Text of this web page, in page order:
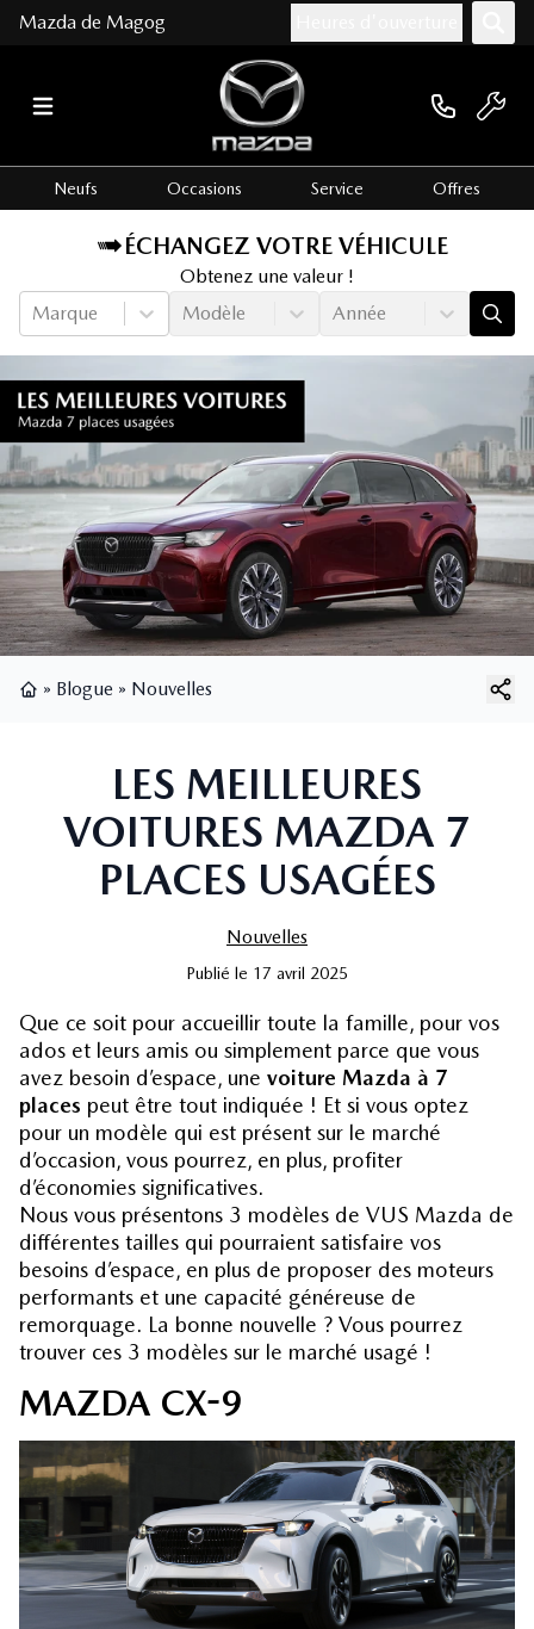
Mazda de Magog
Neufs Occasions Service Offres
ÉCHANGEZ VOTRE VÉHICULE
Obtenez une valeur !
Marque
Modèle Année
» Blogue » Nouvelles
LES MEILLEURES
VOITURES MAZDA 7
PLACES USAGÉES
Nouvelles
Publié le 17 avril 2025
Que ce soit pour accueillir toute la famille, pour vos
ados et leurs amis ou simplement parce que vous
avez besoin d’espace, une voiture Mazda à 7
places peut être tout indiquée ! Et si vous optez
pour un modèle qui est présent sur le marché
d’occasion, vous pourrez, en plus, profiter
d’économies significatives.
Nous vous présentons 3 modèles de VUS Mazda de
différentes tailles qui pourraient satisfaire vos
besoins d’espace, en plus de proposer des moteurs
performants et une capacité généreuse de
remorquage. La bonne nouvelle ? Vous pourrez
trouver ces 3 modèles sur le marché usagé !
MAZDA CX-9